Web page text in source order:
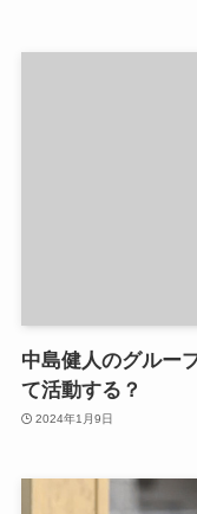
中島健人のグルー
て活動する？
2024年1月9日